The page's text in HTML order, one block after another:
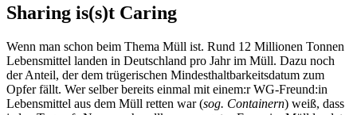
Sharing is(s)t Caring
Wenn man schon beim Thema Müll ist. Rund 12 Millionen Tonnen
Lebensmittel landen in Deutschland pro Jahr im Müll. Dazu noch
der Anteil, der dem trügerischen Mindesthaltbarkeitsdatum zum
Opfer fällt. Wer selber bereits einmal mit einem:r WG-Freund:in
Lebensmittel aus dem Müll retten war (sog. Containern) weiß, dass